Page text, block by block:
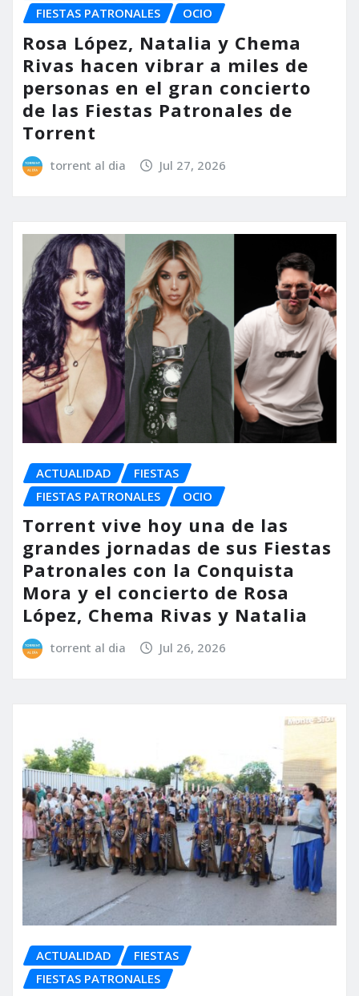
FIESTAS PATRONALES
OCIO
Rosa López, Natalia y Chema
Rivas hacen vibrar a miles de
personas en el gran concierto
de las Fiestas Patronales de
Torrent
torrent al dia Jul 27, 2026
ACTUALIDAD
FIESTAS
FIESTAS PATRONALES
OCIO
Torrent vive hoy una de las
grandes jornadas de sus Fiestas
Patronales con la Conquista
Mora y el concierto de Rosa
López, Chema Rivas y Natalia
torrent al dia Jul 26, 2026
ACTUALIDAD
FIESTAS
FIESTAS PATRONALES